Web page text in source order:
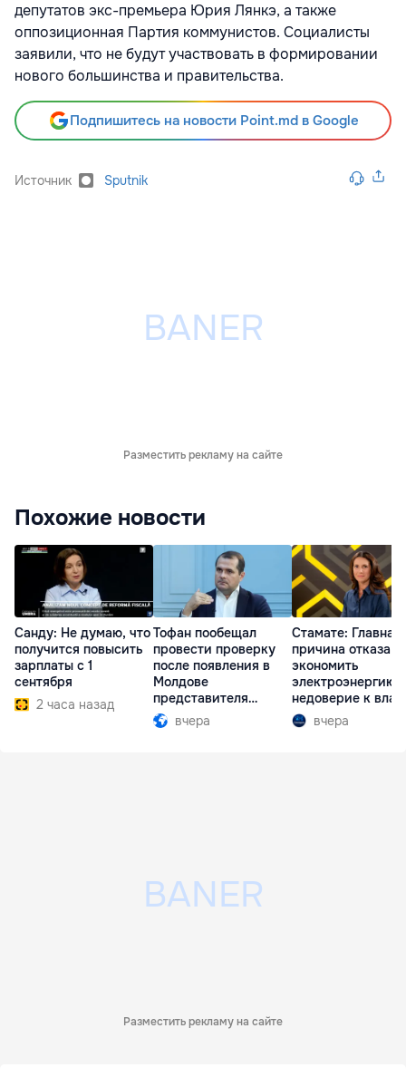
депутатов экс-премьера Юрия Лянкэ, а также
оппозиционная Партия коммунистов. Социалисты
заявили, что не будут участвовать в формировании
нового большинства и правительства.
Подпишитесь на новости Point.md в Google
Источник Sputnik
Разместить рекламу на сайте
Похожие новости
Санду: Не думаю, что
получится повысить
зарплаты с 1
сентября
2 часа назад
Тофан пообещал
провести проверку
после появления в
Молдове
представителя
Южной Осетии
вчера
Стамате: Главная
причина отказа
экономить
электроэнергию
недоверие к
вчера
Разместить рекламу на сайте